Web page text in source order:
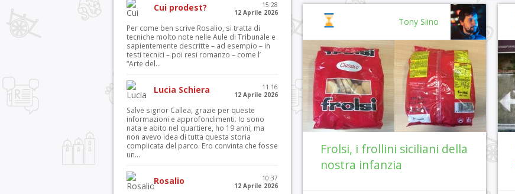
Tony Siino
Frolsi, i frollini siciliani della
nostra infanzia
Cui prodest?
15:28
12 Aprile 2026
Per come ben scrive Rosalio, si tratta di
tecniche molto note nelle Aule di Tribunale e
sapientemente descritte – ad esempio – in
testi tecnici – poi resi romanzo – come l’
“Arte del...
Lucia Schiera
11:16
12 Aprile 2026
Salve signor Callea, grazie per queste
informazioni e approfondimenti. Io sono
nata e abito nel quartiere, ho 19 anni, ma
non avevo idea di tutta questa storia
complicata del parco. Ero convinta che fosse
un...
Rosalio
10:37
12 Aprile 2026